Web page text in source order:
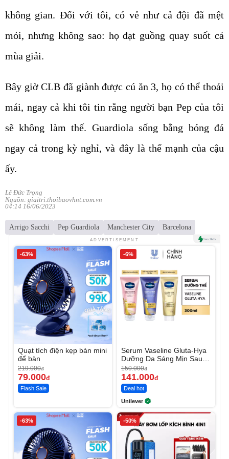
không gian. Đối với tôi, có vẻ như cả đội đã mệt
mỏi, nhưng không sao: họ đạt guồng quay suốt cả
mùa giải.
Bây giờ CLB đã giành được cú ăn 3, họ có thể thoải
mái, ngay cả khi tôi tin rằng người bạn Pep của tôi
sẽ không làm thế. Guardiola sống bằng bóng đá
ngay cả trong kỳ nghỉ, và đây là thế mạnh của cậu
ấy.
Lê Đức Trọng
Nguồn: giaitri.thoibaovhnt.com.vn
04:14 16/06/2023
Arrigo Sacchi Pep Guardiola Manchester City Barcelona
ADVERTISEMENT
-63%
Quạt tích điện kẹp bàn mini
để bàn
219.000đ
79.000đ
Flash Sale
-6%
Serum Vaseline Gluta-Hya
Dưỡng Da Sáng Mịn Sau 7
Ngày
150.000đ
141.000đ
Deal hot
Unilever
-63% -50%